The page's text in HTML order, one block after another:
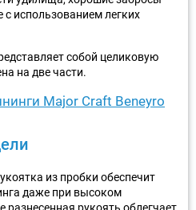
использованием легких
собой целиковую
на две части.
Major Craft Beneyro
из пробки обеспечит
даже при высоком
рукоять облегчает